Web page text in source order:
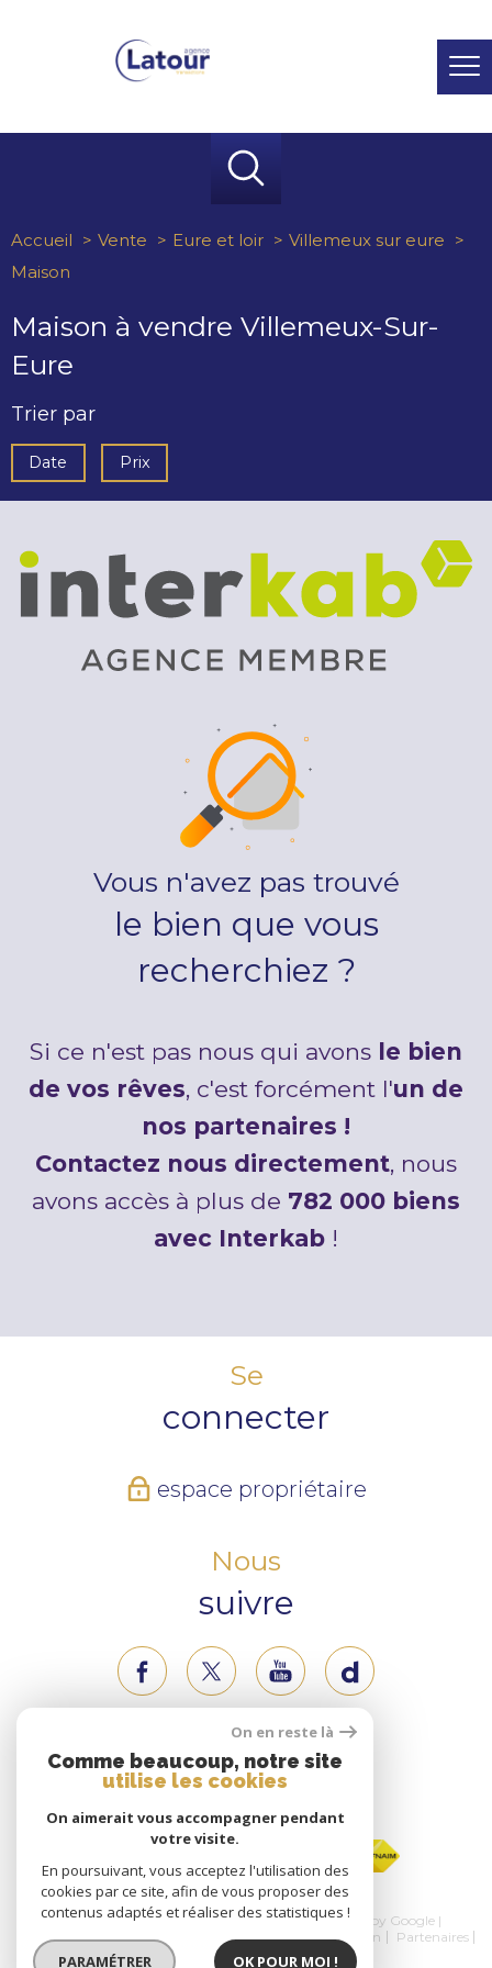
Accueil Vente Eure et loir
Villemeux sur eure
Maison
Maison à vendre Villemeux-Sur-
Eure
Trier par
Date Prix
Vous n'avez pas trouvé
le bien que vous
recherchiez ?
Si ce n'est pas nous qui avons le bien
de vos rêves, c'est forcément l'un de
nos partenaires !
Contactez nous directement, nous
avons accès à plus de 782 000 biens
avec Interkab !
Se
connecter
espace propriétaire
Nous
suivre
Nous
adhérons
© 2026 | Tous droits réservés | Traduction powered by Google |
Nos honoraires
Plan du site Mentions légales Admin
Partenaires
Politique RGPD
Cookies
On en reste là
Comme beaucoup, notre site
utilise les cookies
On aimerait vous accompagner pendant
votre visite.
En poursuivant, vous acceptez l'utilisation des
cookies par ce site, afin de vous proposer des
contenus adaptés et réaliser des statistiques !
PARAMÉTRER OK POUR MOI !